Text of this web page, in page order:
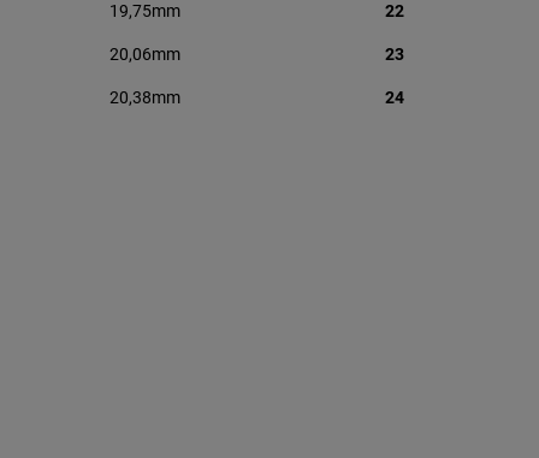
19,75mm 22
20,06mm 23
20,38mm 24